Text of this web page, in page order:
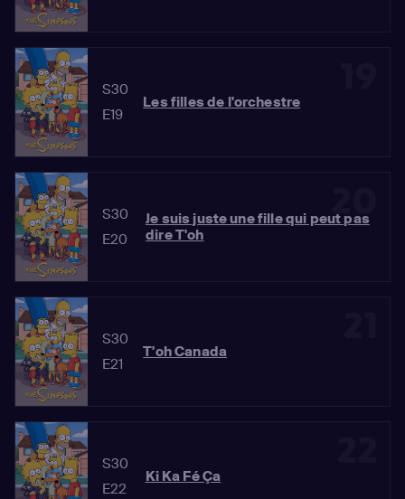
S30
E19
Les filles de l'orchestre
20
S30
E20
Je suis juste une fille qui peut pas
dire T'oh
S30
E21
T'oh Canada
S30
E22
Ki Ka Fé Ça